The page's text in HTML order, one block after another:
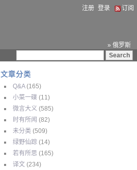
注册 登录 订阅
» 俄罗斯
文章分类
Q&A(165)
小菜一碟 (11)
微言大义 (585)
时有所闻 (82)
未分类 (509)
绿野仙踪 (14)
若有所思 (165)
译文 (234)